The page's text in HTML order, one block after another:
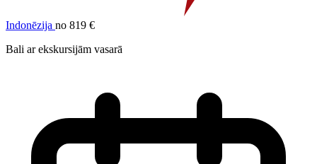
Indonēzija no 819 €
Bali ar ekskursijām vasarā